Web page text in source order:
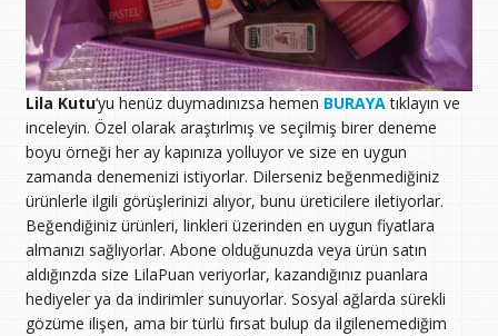
Lila Kutu‘yu henüz duymadınızsa hemen BURAYAtıklayın ve
inceleyin. Özel olarak araştırlmış ve seçilmiş birer deneme
boyu örneği her ay kapınıza yolluyor ve size en uygun
zamanda denemenizi istiyorlar. Dilerseniz beğenmediğiniz
ürünlerle ilgili görüşlerinizi alıyor, bunu üreticilere iletiyorlar.
Beğendiğiniz ürünleri, linkleri üzerinden en uygun fiyatlara
almanızı sağlıyorlar. Abone olduğunuzda veya ürün satın
aldığınzda size LilaPuan veriyorlar, kazandığınız puanlara
hediyeler ya da indirimler sunuyorlar. Sosyal ağlarda sürekli
gözüme ilişen, ama bir türlü fırsat bulup da ilgilenemediğim